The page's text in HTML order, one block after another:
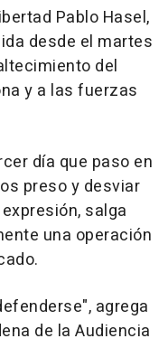
Pablo Hasel,
desde el martes
del
y a las fuerzas
día que paso en
preso y desviar
salga
una operación
agrega
de la Audiencia